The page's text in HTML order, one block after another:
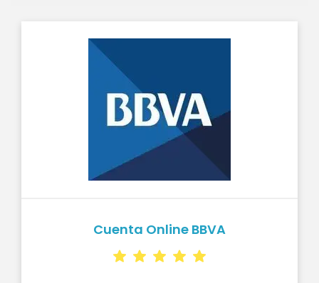
Cuenta Online BBVA